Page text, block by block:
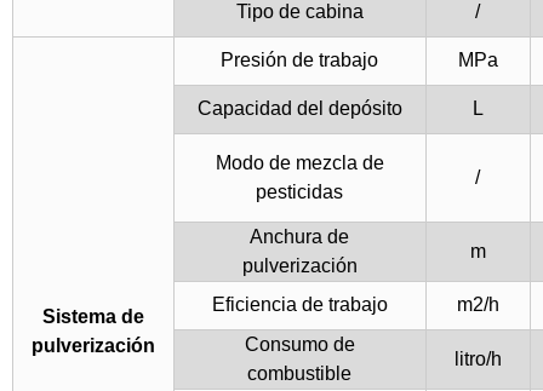
Tipo de cabina /
Sistema de
pulverización
Presión de trabajo MPa
Capacidad del depósito L
Modo de mezcla de
pesticidas
/
Anchura de
pulverización
m
Eficiencia de trabajo
m2/h
Consumo de
combustible
litro/h